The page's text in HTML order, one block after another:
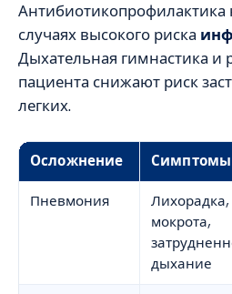
Антибиотикопрофилактика
случаях высокого риска
Дыхательная гимнастика и
пациента снижают риск
легких.
Осложнение Симптомы
Пневмония
Лихорадка,
мокрота,
дыхание